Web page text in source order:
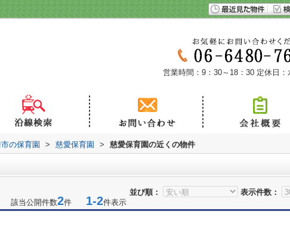
営業時間：9：30～18：30 定休日：
の保育園 > 慈愛保育園 > 慈愛保育園の近くの物件
並び順： 表示件数：
該当公開件数2件 1-2件表示